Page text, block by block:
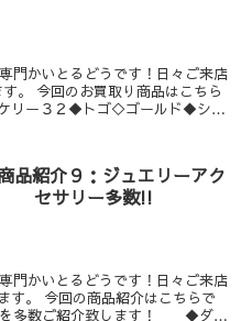
門かいとるどうです！日々ご来店
ちら
リー３２◆トゴ◇ゴールド◆シル
品紹介９：ジュエリーアク
セサリー多数!!
門かいとるどうです！日々ご来店
ちらで
多数ご紹介致します！ ◆ダイ